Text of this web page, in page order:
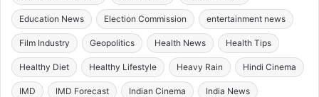
Education News Election Commission entertainment news
Film Industry Geopolitics Health News Health Tips
Healthy Diet Healthy Lifestyle Heavy Rain Hindi Cinema
IMD IMD Forecast Indian Cinema India News